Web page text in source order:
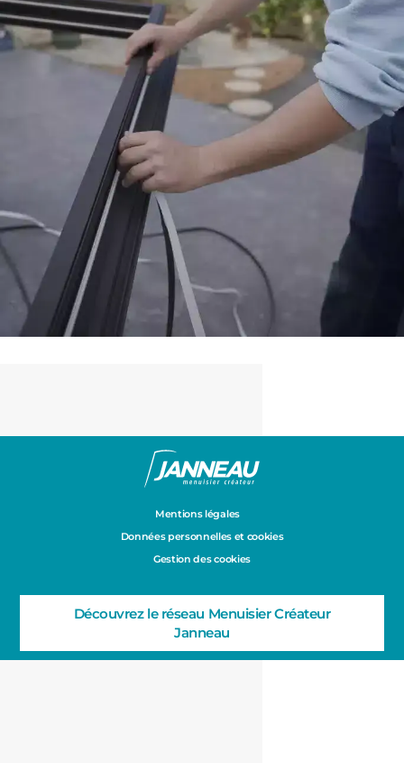
Mentions légales
Données personnelles et cookies
Gestion des cookies
Découvrez le réseau Menuisier Créateur
Janneau